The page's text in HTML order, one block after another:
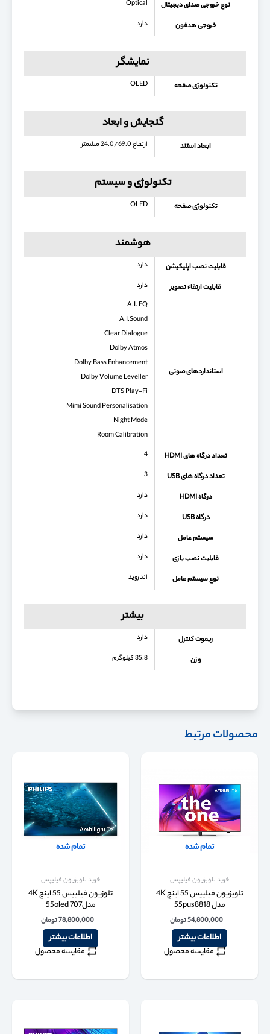
نوع خروجی صدای دیجیتال Optical
خروجی هدفون دارد
نمایشگر
تکنولوژی صفحه OLED
گنجایش و ابعاد
ابعاد استند ارتفاع 24.0/69.0 میلیمتر
تکنولوژی و سیستم
تکنولوژی صفحه OLED
هوشمند
قابلیت نصب اپلیکیشن دارد
قابلیت ارتقاء تصویر دارد
استانداردهای صوتی
A.I. EQ
A.I.Sound
Clear Dialogue
Dolby Atmos
Dolby Bass Enhancement
Dolby Volume Leveller
DTS Play-Fi
Mimi Sound Personalisation
Night Mode
Room Calibration
تعداد درگاه های HDMI
4
تعداد درگاه های USB 3
درگاه HDMI دارد
درگاه USB دارد
سیستم عامل دارد
قابلیت نصب بازی دارد
نوع سیستم عامل اندروید
بیشتر
ریموت کنترل دارد
وزن 35.8 کیلوگرم
محصولات مرتبط
تمام شده
خرید تلویزیون فیلیپس
تلویزیون فیلیپس 55 اینچ 4K
مدل 55pus8818
54,800,000تومان
اطلاعات بیشتر
مقایسه محصول
تمام شده
خرید تلویزیون فیلیپس
تلوزیون فیلیپس 55 اینچ 4K
مدل55oled 707
78,800,000تومان
اطلاعات بیشتر
مقایسه محصول